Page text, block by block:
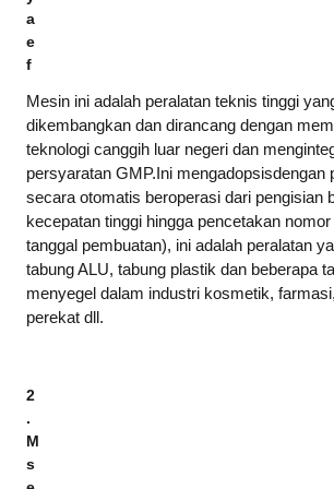
a
e
f
Mesin ini adalah peralatan teknis tinggi
dikembangkan dan dirancang dengan
teknologi canggih luar negeri dan
persyaratan GMP.Ini mengadopsisdengan
secara otomatis beroperasi dari pengisian
kecepatan tinggi hingga pencetakan
tanggal pembuatan), ini adalah peralatan
tabung ALU, tabung plastik dan beberapa
menyegel dalam industri kosmetik,
perekat dll.
2
.
M
s